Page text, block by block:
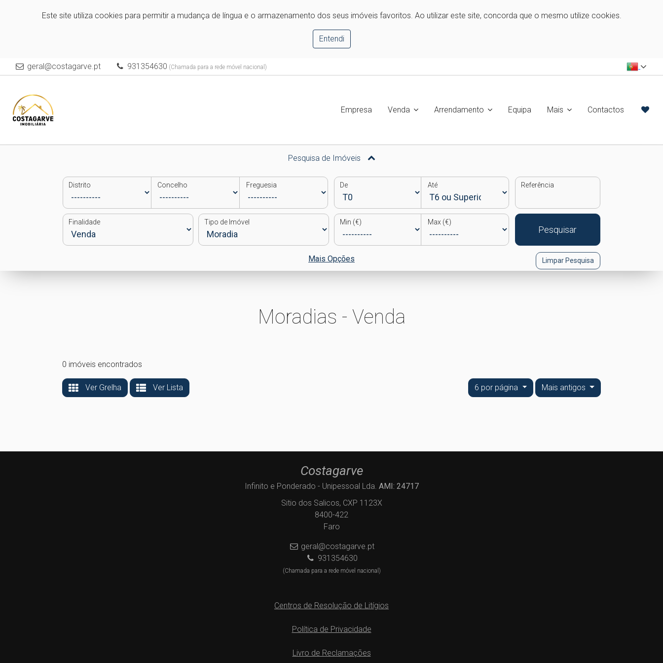
Este site utiliza cookies para permitir a mudança de língua e o armazenamento dos seus imóveis favoritos. Ao utilizar este site, concorda que o mesmo utilize cookies.
Entendi
geral@costagarve.pt 931354630 (Chamada para a rede móvel nacional)
Empresa Venda Arrendamento Equipa Mais Contactos
Pesquisa de Imóveis
Distrito Concelho Freguesia De Até Referência
Finalidade Tipo de Imóvel Min (€) Max (€)
Pesquisar
Mais Opções Limpar Pesquisa
Moradias - Venda
0 imóveis encontrados
Ver Grelha Ver Lista 6 por página Mais antigos
Costagarve
Infinito e Ponderado - Unipessoal Lda. AMI: 24717
Sitio dos Salicos, CXP 1123X
8400-422
Faro
geral@costagarve.pt
931354630
(Chamada para a rede móvel nacional)
Centros de Resolução de Litígios
Política de Privacidade
Livro de Reclamações